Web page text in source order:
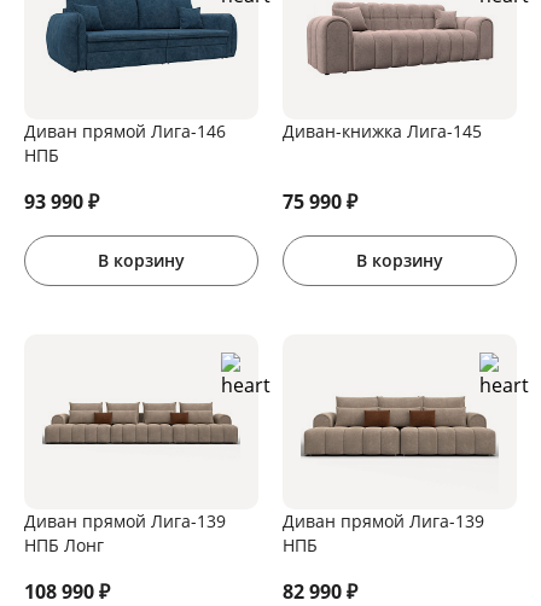
Диван прямой Лига-146
НПБ
93 990₽
В корзину
Диван-книжка Лига-145
75 990₽
В корзину
Диван прямой Лига-139
НПБ Лонг
108 990₽
Диван прямой Лига-139
НПБ
82 990₽